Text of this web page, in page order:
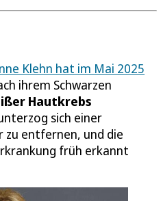
Klehn hat im Mai 2025
ihrem Schwarzen
Hautkrebs
sich einer
zu entfernen, und die
früh erkannt